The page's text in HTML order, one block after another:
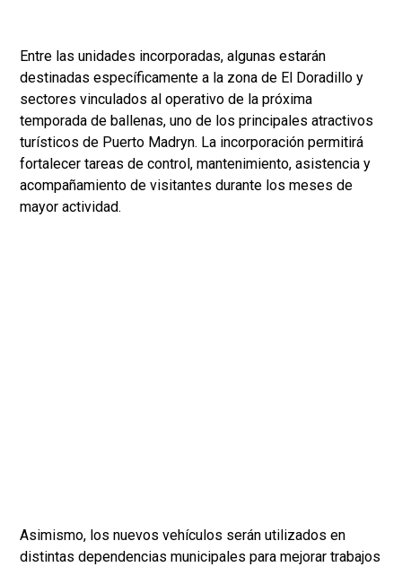
Entre las unidades incorporadas, algunas estarán
destinadas específicamente a la zona de El Doradillo y
sectores vinculados al operativo de la próxima
temporada de ballenas, uno de los principales atractivos
turísticos de Puerto Madryn. La incorporación permitirá
fortalecer tareas de control, mantenimiento, asistencia y
acompañamiento de visitantes durante los meses de
mayor actividad.
Asimismo, los nuevos vehículos serán utilizados en
distintas dependencias municipales para mejorar trabajos